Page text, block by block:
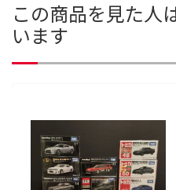
この商品を見た人
います